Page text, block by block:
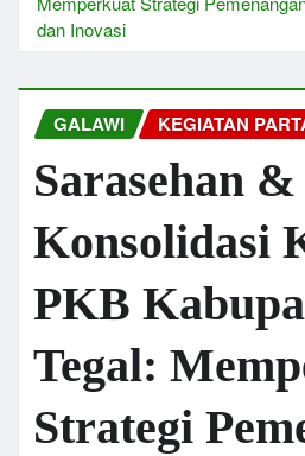
dan Inovasi
GALAWI KEGIATAN
Sarasehan &
Konsolidasi
PKB
Tegal:
Strategi